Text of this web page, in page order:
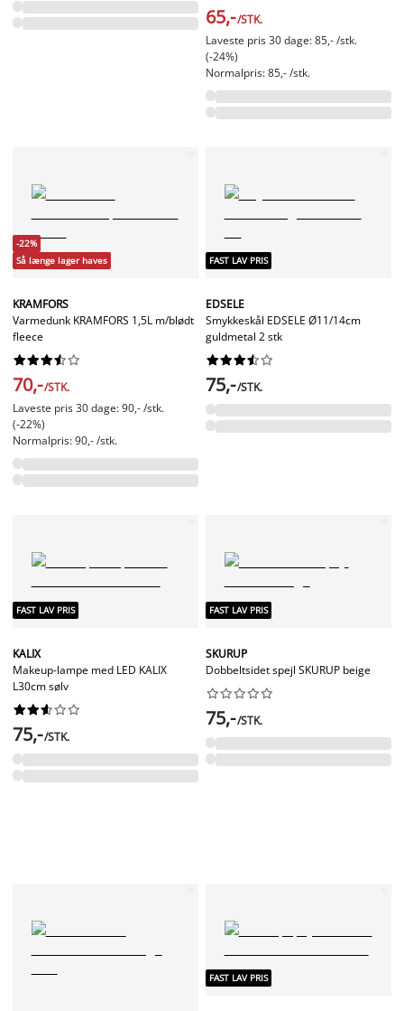
65,-/STK.
Laveste pris 30 dage: 85,- /stk.
(-24%)
Normalpris: 85,- /stk.
-22%
Så længe lager haves
KRAMFORS
Varmedunk KRAMFORS 1,5L m/blødt
fleece






70,-/STK.
Laveste pris 30 dage: 90,- /stk.
(-22%)
Normalpris: 90,- /stk.
FAST LAV PRIS
EDSELE
Smykkeskål EDSELE Ø11/14cm
guldmetal 2 stk






75,-/STK.
FAST LAV PRIS
KALIX
Makeup-lampe med LED KALIX
L30cm sølv






75,-/STK.
FAST LAV PRIS
SKURUP
Dobbeltsidet spejl SKURUP beige






75,-/STK.
FAST LAV PRIS